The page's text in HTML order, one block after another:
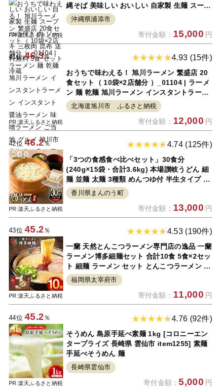
PR:楽天ふるさと納税
縄そば 美味しい おいしい 自家製 生麺 スープ
つゆ付き 肉 ソーキ 三枚肉 昆布 送料無料 5食
セット 冷蔵
沖縄県浦添市
寄付金額： 15,000 円
41位46.3％
PR:楽天ふるさと納税
4.93 (15件)
おうちで味わえる！ 旭川ラーメン 繁盛店 20
食セット（ 10袋×2店舗分 ）_01104 | ラーメ
ン 麺 乾麺 旭川ラーメン インスタントラーメ
ン インスタント 醤油ラーメン 味噌ラーメン
ご当地 グルメ 旭川市 北海道 お取り寄せ 天金
よし乃 専門店 送料無料
北海道旭川市 ふるさと納税
寄付金額： 12,000 円
42位46.2％
PR:楽天ふるさと納税
4.74 (125件)
「3つの食感食べ比べセット」30食分
(240g×15袋・合計3.6kg) 本場讃岐うどん 細
麺 並麺 太麺 3種類 めんつゆ付 半生タイプ 本
場 讃岐 讃岐うどん さぬき 香川県 小麦 麺 粉
もの 老舗 粉問屋 名産品 食べ比べ セット 常
温 常温保存 【man012】【岡坂商店】
香川県まんのう町
寄付金額： 13,000 円
43位45.2 ％
PR:楽天ふるさと納税
4.53 (190件)
一蘭 天然とんこつラーメン専門店の逸品 一蘭
ラーメン博多細麺セット 合計10食 5食×2セッ
ト 細麺 ラーメン セット とんこつラーメン 有
名店 専門店 豚骨 とんこつ 博多ラーメン 豚骨
スープ インスタントラーメン 九州 ご当地 お
取り寄せ グルメ 送料無料
福岡県太宰府市
寄付金額： 11,000 円
44位45.2 ％
PR:楽天ふるさと納税
4.76 (92件)
そうめん 島原手延べ素麺 1kg [コロニーエン
タープライズ 長崎県 雲仙市 item1255] 素麺
手延べそうめん 麺
長崎県雲仙市
寄付金額：5,000 円